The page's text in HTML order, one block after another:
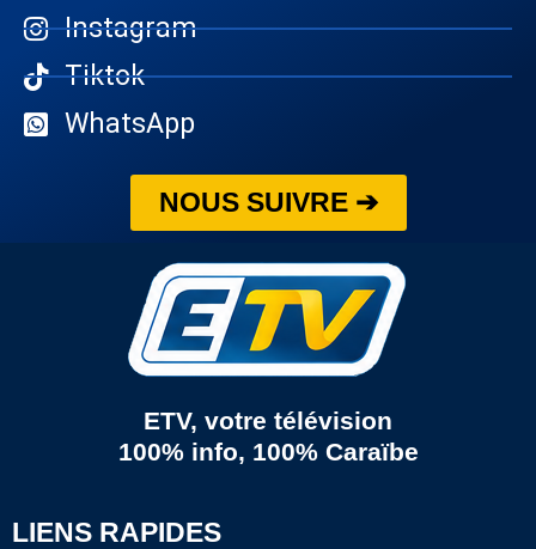
Instagram
Tiktok
WhatsApp
NOUS SUIVRE ➔
ETV, votre télévision
100% info, 100% Caraïbe
LIENS RAPIDES